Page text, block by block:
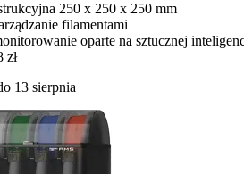
250 x 250 x 250 mm
filamentami
oparte na sztucznej
zł
13 sierpnia